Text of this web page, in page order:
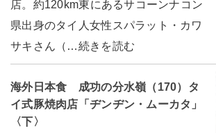
店。約120km東にあるサコーンナコン
県出身のタイ人女性スパラット・カワ
サキさん（…続きを読む
海外日本食 成功の分水嶺（170）タ
イ式豚焼肉店「ヂンヂン・ムーカタ」
〈下〉